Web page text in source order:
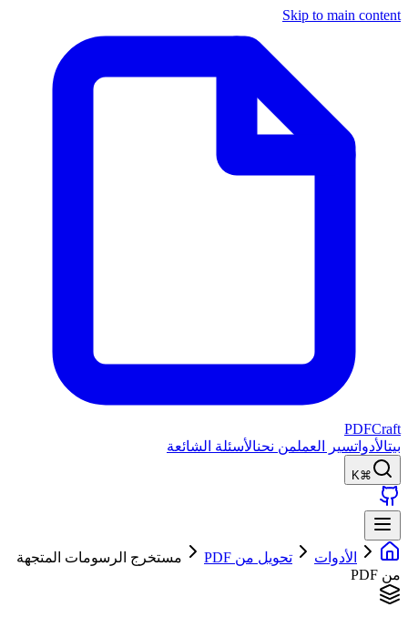
Skip to main content
PDFCraft
بيتالأدواتسير العملمن نحنالأسئلة الشائعة
⌘K
الأدوات تحويل من PDF
مستخرج الرسومات المتجهة
من PDF